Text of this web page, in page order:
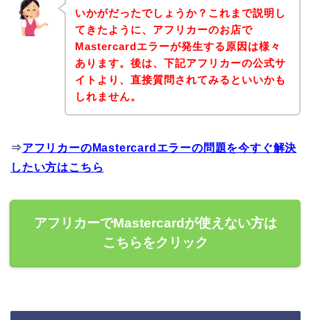
いかがだったでしょうか？これまで説明し
てきたように、アフリカーのお店で
Mastercardエラーが発生する原因は様々
あります。後は、下記アフリカーの公式サ
イトより、直接質問されてみるといいかも
しれません。
⇒アフリカーのMastercardエラーの問題を今すぐ解決
したい方はこちら
アフリカーでMastercardが使えない方は
こちらをクリック